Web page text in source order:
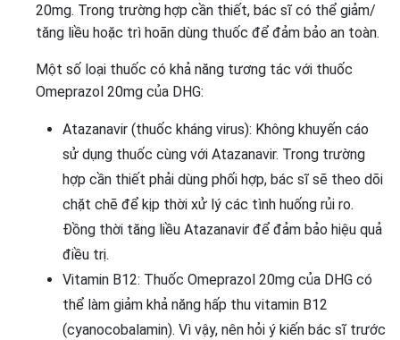
20mg. Trong trường hợp cần thiết, bác sĩ có thể giảm/
tăng liều hoặc trì hoãn dùng thuốc để đảm bảo an toàn.
Một số loại thuốc có khả năng tương tác với thuốc
Omeprazol 20mg của DHG:
Atazanavir (thuốc kháng virus): Không khuyến cáo
sử dụng thuốc cùng với Atazanavir. Trong trường
hợp cần thiết phải dùng phối hợp, bác sĩ sẽ theo dõi
chặt chẽ để kịp thời xử lý các tình huống rủi ro.
Đồng thời tăng liều Atazanavir để đảm bảo hiệu quả
điều trị.
Vitamin B12: Thuốc Omeprazol 20mg của DHG có
thể làm giảm khả năng hấp thu vitamin B12
(cyanocobalamin). Vì vậy, nên hỏi ý kiến bác sĩ trước